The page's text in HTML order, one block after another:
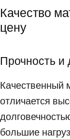
Качество
цену
Прочность и
Качественный
отличается
большие